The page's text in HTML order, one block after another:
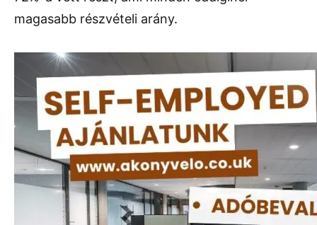
magasabb részvételi arány.